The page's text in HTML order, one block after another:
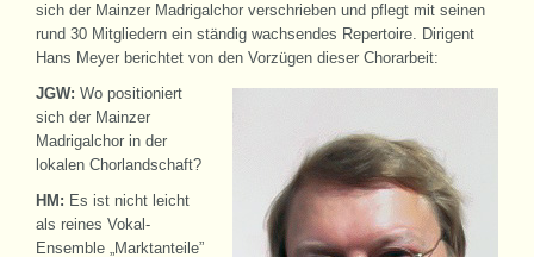
sich der Mainzer Madrigalchor verschrieben und pflegt mit seinen
rund 30 Mitgliedern ein ständig wachsendes Repertoire. Dirigent
Hans Meyer berichtet von den Vorzügen dieser Chorarbeit:
JGW: Wo positioniert
sich der Mainzer
Madrigalchor in der
lokalen Chorlandschaft?
HM: Es ist nicht leicht
als reines Vokal-
Ensemble „Marktanteile”